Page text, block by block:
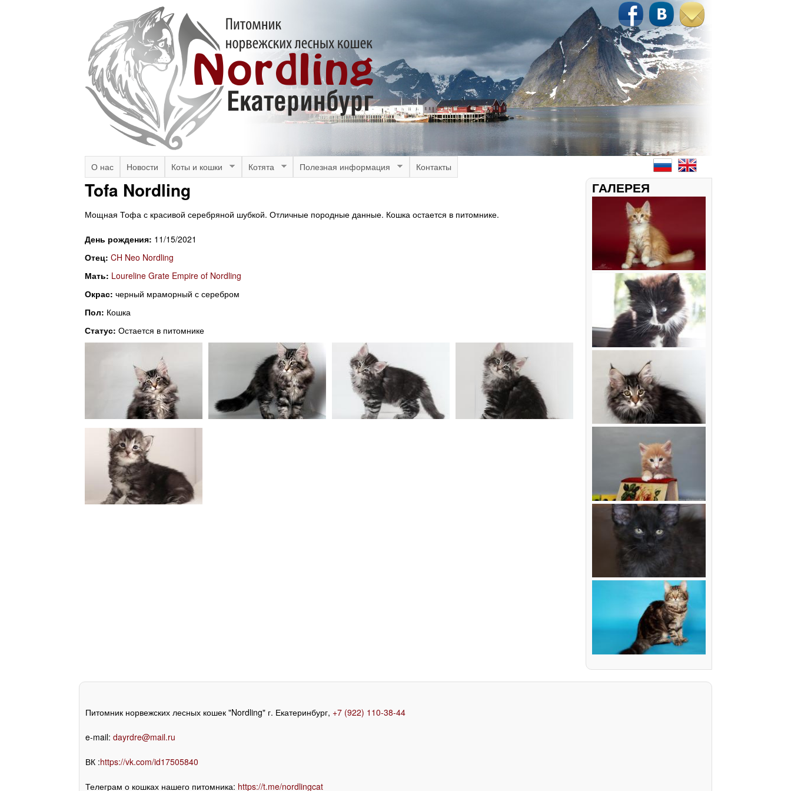
основному
содержанию
N
o
r
d
l
i
n
g
t
M
a
i
n
m
e
n
u
О нас Новости Коты и кошки Котята Полезная информация Контакты
Tofa Nordling
Мощная Тофа с красивой серебряной шубкой. Отличные породные данные. Кошка остается в питомнике.
День рождения: 11/15/2021
Отец:CH Neo Nordling
Мать: Loureline Grate Empire of Nordling
Окрас:черный мраморный с серебром
Пол: Кошка
Статус:Остается в питомнике
ГАЛЕРЕЯ
Питомник норвежских лесных кошек "Nordling" г. Екатеринбург, +7 (922) 110-38-44
e-mail:dayrdre@mail.ru
ВК :https://vk.com/id17505840
Телеграм о кошках нашего питомника: https://t.me/nordlingcat